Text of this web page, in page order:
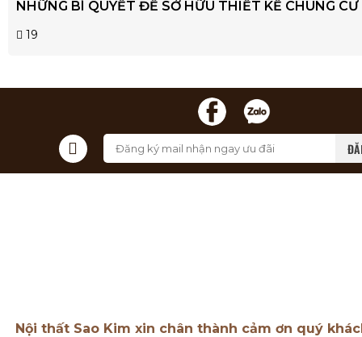
NHỮNG BÍ QUYẾT ĐỂ SỞ HỮU THIẾT KẾ CHUNG
19
Nội thất Sao Kim xin chân thành cảm ơn quý